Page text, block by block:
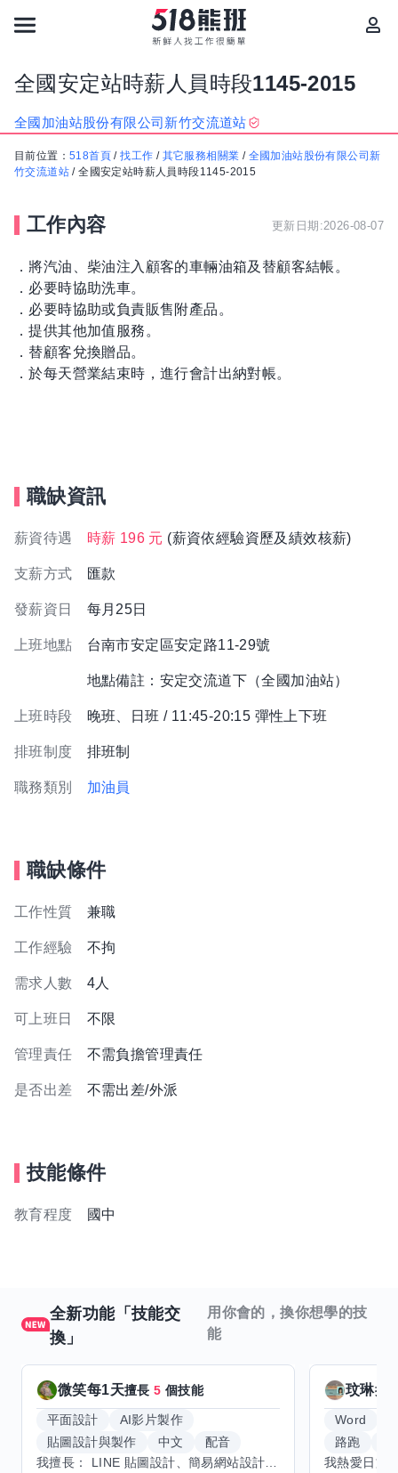
全國安定站時薪人員時段1145-2015
全國加油站股份有限公司新竹交流道站
目前位置： 518首頁 /找工作 / 其它服務相關業 / 全國加油站股份有限公司新
竹交流道站 /全國安定站時薪人員時段1145-2015
工作內容 更新日期:2026-08-07
．將汽油、柴油注入顧客的車輛油箱及替顧客結帳。
．必要時協助洗車。
．必要時協助或負責販售附產品。
．提供其他加值服務。
．替顧客兌換贈品。
．於每天營業結束時，進行會計出納對帳。
職缺資訊
薪資待遇 時薪 196 元 (薪資依經驗資歷及績效核薪)
支薪方式 匯款
發薪資日 每月25日
上班地點 台南市安定區安定路11-29號
地點備註：安定交流道下（全國加油站）
上班時段 晚班、日班 / 11:45-20:15 彈性上下班
排班制度 排班制
職務類別 加油員
職缺條件
工作性質 兼職
工作經驗 不拘
需求人數 4人
可上班日 不限
管理責任 不需負擔管理責任
是否出差 不需出差/外派
技能條件
教育程度 國中
全新功能「技能交
換」
用你會的，換你想學的技
能
微笑每1天擅長5 個技能
平面設計
AI影片製作
貼圖設計與製作
中文
配音
玟琳擅
Word
路跑